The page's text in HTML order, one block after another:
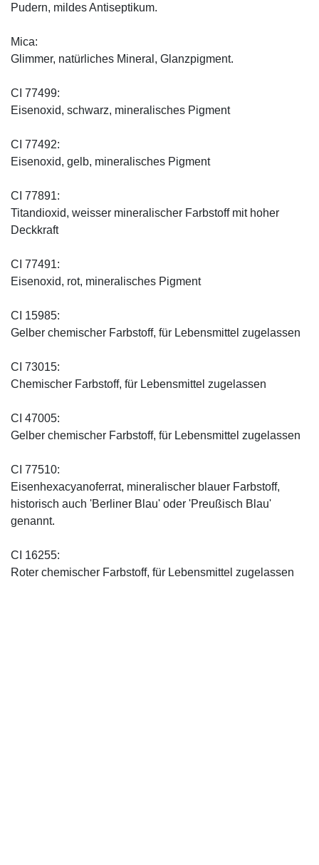
Pudern, mildes Antiseptikum.
Mica:
Glimmer, natürliches Mineral, Glanzpigment.
CI 77499:
Eisenoxid, schwarz, mineralisches Pigment
CI 77492:
Eisenoxid, gelb, mineralisches Pigment
CI 77891:
Titandioxid, weisser mineralischer Farbstoff mit hoher
Deckkraft
CI 77491:
Eisenoxid, rot, mineralisches Pigment
CI 15985:
Gelber chemischer Farbstoff, für Lebensmittel zugelassen
CI 73015:
Chemischer Farbstoff, für Lebensmittel zugelassen
CI 47005:
Gelber chemischer Farbstoff, für Lebensmittel zugelassen
CI 77510:
Eisenhexacyanoferrat, mineralischer blauer Farbstoff,
historisch auch 'Berliner Blau' oder 'Preußisch Blau'
genannt.
CI 16255:
Roter chemischer Farbstoff, für Lebensmittel zugelassen